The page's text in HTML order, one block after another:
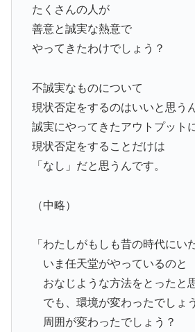
たくさんの人が
善意と誠実な熱意で
やってきたわけでしょう？
不誠実なものについて
現状否定をするのはいいと思う
誠実にやってきたアウトプット
現状否定をすることだけは
「なし」だと思うんです。
（中略）
「わたしがもしも昔の時代にい
いま任天堂がやっているのと
おなじような方法をとったと
でも、環境が変わったでしょ
周囲が変わったでしょう？